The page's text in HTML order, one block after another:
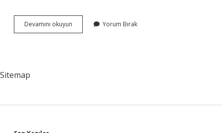
Devamını okuyun Mevlananın
Sevgilisi
Yorum Bırak
Sitemap